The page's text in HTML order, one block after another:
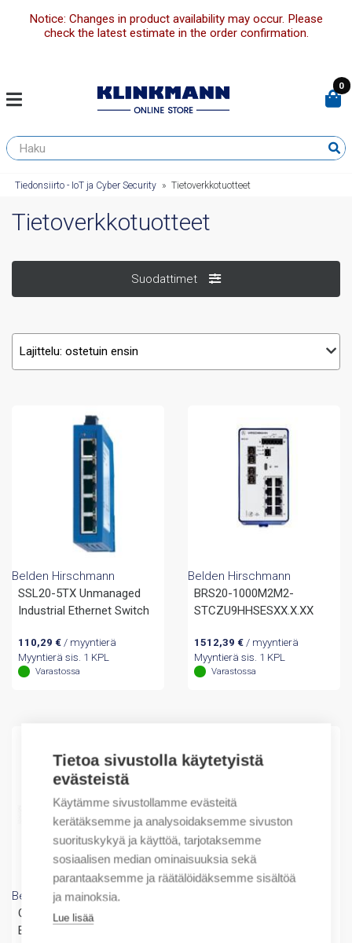
Tietoa sivustolla käytetyistä
evästeistä
Käytämme sivustollamme evästeitä
kerätäksemme ja analysoidaksemme sivuston
suorituskykyä ja käyttöä, tarjotaksemme
sosiaalisen median ominaisuuksia sekä
parantaaksemme ja räätälöidäksemme sisältöä
ja mainoksia.
Lue lisää
Notice: Changes in product availability may occur. Please
check the latest estimate in the order confirmation.
0
Tiedonsiirto - IoT ja Cyber Security » Tietoverkkotuotteet
Tietoverkkotuotteet
Suodattimet
Belden Hirschmann
SSL20-5TX Unmanaged
Industrial Ethernet Switch
110,29 €/ myyntierä
Myyntierä sis. 1 KPL
Varastossa
Belden Hirschmann
BRS20-1000M2M2-
STCZU9HHSESXX.X.XX
1512,39 €/ myyntierä
Myyntierä sis. 1 KPL
Varastossa
Belden Hirschmann
OCTOPUS 5TX-EEC
Ethernet Switch 5xM12